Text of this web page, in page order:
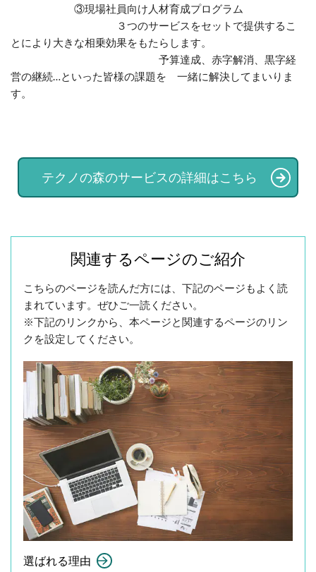
③現場社員向け人材育成プログラム
３つのサービスをセットで提供するこ
とにより大きな相乗効果をもたらします。
予算達成、赤字解消、黒字経
営の継続…といった皆様の課題を 一緒に解決してまいりま
す。
テクノの森のサービスの詳細はこちら
関連するページのご紹介
こちらのページを読んだ方には、下記のページもよく読
まれています。ぜひご一読ください。
※下記のリンクから、本ページと関連するページのリン
クを設定してください。
選ばれる理由